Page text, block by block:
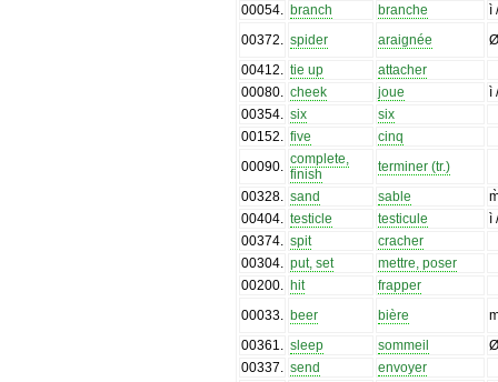
00054. branch branche
ì
00372. spider araignée
00412. tie up
attacher
00080. cheek joue
ì
00354. six
six
00152. five
cinq
00090. complete,
finish
terminer (tr.)
00328. sand sable
00404. testicle testicule
ì
00374. spit
cracher
00304. put, set
mettre, poser
00200. hit
frapper
00033. beer bière
00361. sleep sommeil
00337. send
envoyer